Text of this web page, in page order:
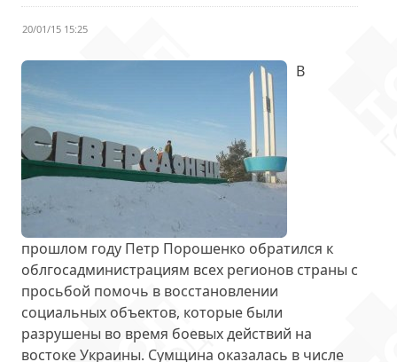
20/01/15 15:25
В
прошлом году Петр Порошенко обратился к
облгосадминистрациям всех регионов страны с
просьбой помочь в восстановлении
социальных объектов, которые были
разрушены во время боевых действий на
востоке Украины. Сумщина оказалась в числе